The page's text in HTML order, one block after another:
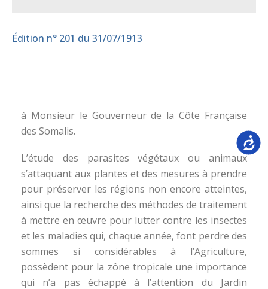
Édition n° 201 du 31/07/1913
à Monsieur le Gouverneur de la Côte Française
des Somalis.
L’étude des parasites végétaux ou animaux
s’attaquant aux plantes et des mesures à prendre
pour préserver les régions non encore atteintes,
ainsi que la recherche des méthodes de traitement
à mettre en œuvre pour lutter contre les insectes
et les maladies qui, chaque année, font perdre des
sommes si considérables à l’Agriculture,
possèdent pour la zône tropicale une importance
qui n’a pas échappé à l’attention du Jardin